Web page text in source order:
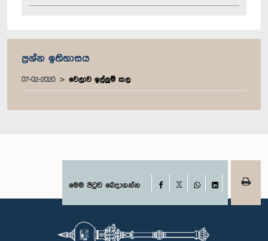
ප්‍රශ්න ඉතිහාසය
07-02-2020 වෙලාව ඉල්ලුම් කල
මෙම පිටුව බෙදාගන්න Facebook
WhatsAppLinkedIn